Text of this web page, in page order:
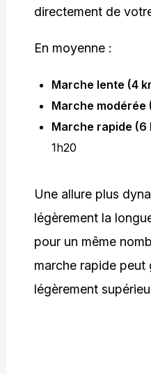
directement de
En moyenne :
Marche lente (4
Marche modérée
Marche rapide (6
1h20
Une allure plus
légèrement la
pour un même
marche rapide peut
légèrement